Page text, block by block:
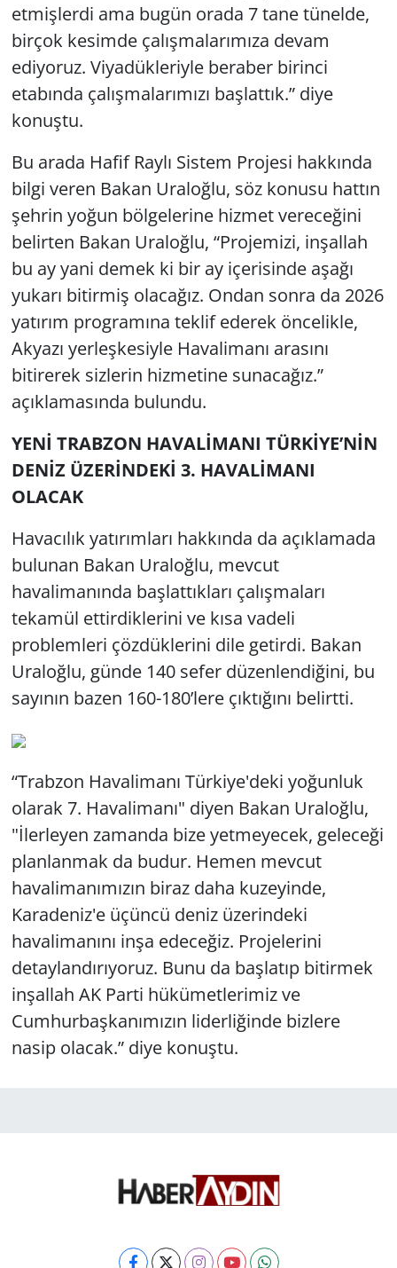
etmişlerdi ama bugün orada 7 tane tünelde,
birçok kesimde çalışmalarımıza devam
ediyoruz. Viyadükleriyle beraber birinci
etabında çalışmalarımızı başlattık.” diye
konuştu.
Bu arada Hafif Raylı Sistem Projesi hakkında
bilgi veren Bakan Uraloğlu, söz konusu hattın
şehrin yoğun bölgelerine hizmet vereceğini
belirten Bakan Uraloğlu, “Projemizi, inşallah
bu ay yani demek ki bir ay içerisinde aşağı
yukarı bitirmiş olacağız. Ondan sonra da 2026
yatırım programına teklif ederek öncelikle,
Akyazı yerleşkesiyle Havalimanı arasını
bitirerek sizlerin hizmetine sunacağız.”
açıklamasında bulundu.
YENİ TRABZON HAVALİMANI TÜRKİYE’NİN
DENİZ ÜZERİNDEKİ 3. HAVALİMANI
OLACAK
Havacılık yatırımları hakkında da açıklamada
bulunan Bakan Uraloğlu, mevcut
havalimanında başlattıkları çalışmaları
tekamül ettirdiklerini ve kısa vadeli
problemleri çözdüklerini dile getirdi. Bakan
Uraloğlu, günde 140 sefer düzenlendiğini, bu
sayının bazen 160-180’lere çıktığını belirtti.
“Trabzon Havalimanı Türkiye'deki yoğunluk
olarak 7. Havalimanı" diyen Bakan Uraloğlu,
"İlerleyen zamanda bize yetmeyecek, geleceği
planlanmak da budur. Hemen mevcut
havalimanımızın biraz daha kuzeyinde,
Karadeniz'e üçüncü deniz üzerindeki
havalimanını inşa edeceğiz. Projelerini
detaylandırıyoruz. Bunu da başlatıp bitirmek
inşallah AK Parti hükümetlerimiz ve
Cumhurbaşkanımızın liderliğinde bizlere
nasip olacak.” diye konuştu.